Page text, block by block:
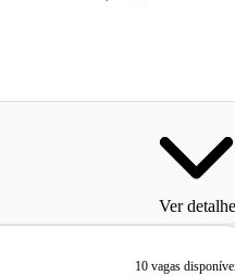
Ver
10 vagas